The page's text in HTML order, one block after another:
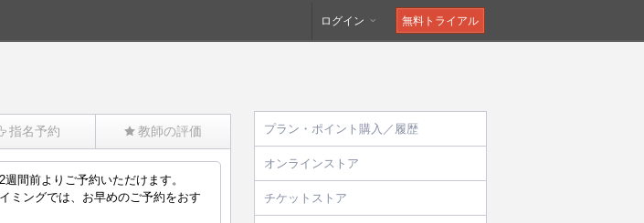
ログイン 無料トライアル
指名予約 教師の評価
間前よりご予約いただけます。
ミングでは、お早めのご予約をおす
プラン・ポイント購入／履歴
オンラインストア
チケットストア